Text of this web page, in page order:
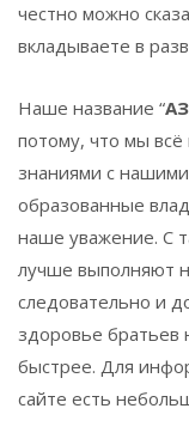
честно можно
вкладываете в
Наше название “
потому, что мы
знаниями с
образованные
наше уважение. С
лучше выполняют
следовательно и
здоровье братьев
быстрее. Для
сайте есть